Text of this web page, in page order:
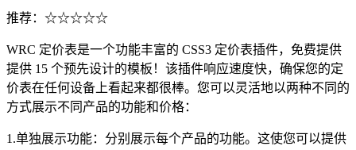
推荐：☆☆☆☆☆
WRC 定价表是一个功能丰富的 CSS3 定价表插件，免费提供
提供 15 个预先设计的模板！该插件响应速度快，确保您的定
价表在任何设备上看起来都很棒。您可以灵活地以两种不同的
方式展示不同产品的功能和价格：
1.单独展示功能：分别展示每个产品的功能。这使您可以提供